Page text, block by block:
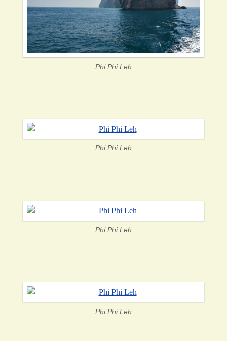
Phi Phi Leh
Phi Phi Leh
Phi Phi Leh
Phi Phi Leh